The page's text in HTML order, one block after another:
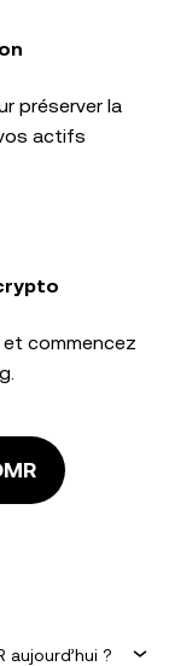
préserver la
actifs
commencez
aujourd’hui ?